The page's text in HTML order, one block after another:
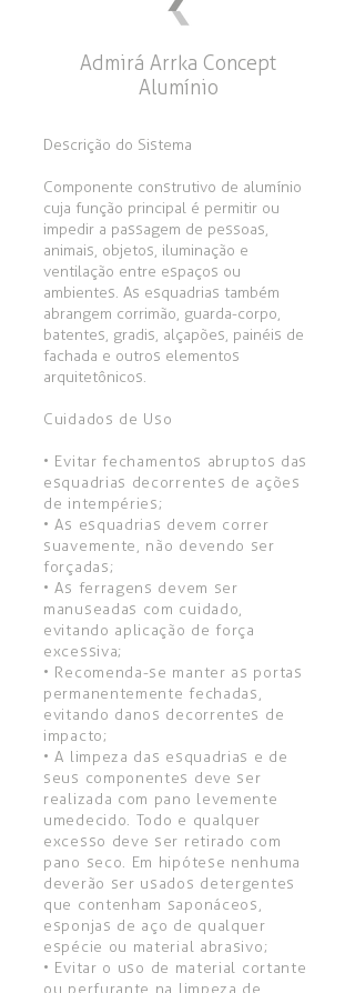
Admirá Arrka Concept
Alumínio
Descrição do Sistema
Componente construtivo de alumínio
cuja função principal é permitir ou
impedir a passagem de pessoas,
animais, objetos, iluminação e
ventilação entre espaços ou
ambientes. As esquadrias também
abrangem corrimão, guarda-corpo,
batentes, gradis, alçapões, painéis de
fachada e outros elementos
arquitetônicos.
Cuidados de Uso
• Evitar fechamentos abruptos das
esquadrias decorrentes de ações
de intempéries;
• As esquadrias devem correr
suavemente, não devendo ser
forçadas;
• As ferragens devem ser
manuseadas com cuidado,
evitando aplicação de força
excessiva;
• Recomenda-se manter as portas
permanentemente fechadas,
evitando danos decorrentes de
impacto;
• A limpeza das esquadrias e de
seus componentes deve ser
realizada com pano levemente
umedecido. Todo e qualquer
excesso deve ser retirado com
pano seco. Em hipótese nenhuma
deverão ser usados detergentes
que contenham saponáceos,
esponjas de aço de qualquer
espécie ou material abrasivo;
• Evitar o uso de material cortante
ou perfurante na limpeza de